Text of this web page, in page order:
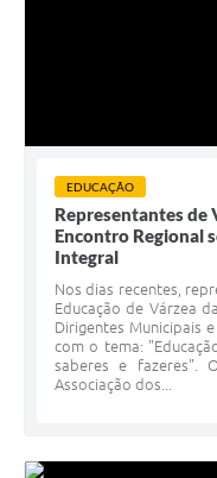
EDUCAÇÃO
Representantes de
Encontro Regional
Integral
Nos dias recentes,
Educação de Várzea
Dirigentes Municipais e
com o tema:
saberes e fazeres".
Associação dos...